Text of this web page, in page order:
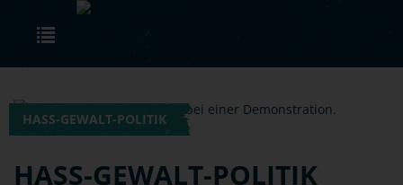
Skip to main content
HASS-GEWALT-POLITIK
HASS-GEWALT-POLITIK